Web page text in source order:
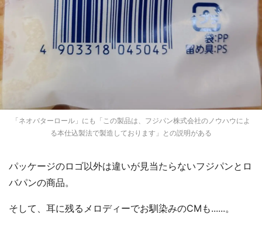
「ネオバターロール」にも「この製品は、フジパン株式会社のノウハウによ
る本仕込製法で製造しております」との説明がある
パッケージのロゴ以外は違いが見当たらないフジパンとロ
バパンの商品。
そして、耳に残るメロディーでお馴染みのCMも......。